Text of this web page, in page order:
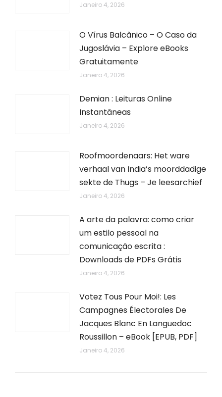
Janeiro 4, 2026
O Vírus Balcânico – O Caso da
Jugoslávia – Explore eBooks
Gratuitamente
Janeiro 4, 2026
Demian : Leituras Online
Instantâneas
Janeiro 4, 2026
Roofmoordenaars: Het ware
verhaal van India’s moorddadige
sekte de Thugs – Je leesarchief
Janeiro 4, 2026
A arte da palavra: como criar
um estilo pessoal na
comunicação escrita :
Downloads de PDFs Grátis
Janeiro 4, 2026
Votez Tous Pour Moi!: Les
Campagnes Électorales De
Jacques Blanc En Languedoc
Roussillon – eBook [EPUB, PDF]
Janeiro 4, 2026